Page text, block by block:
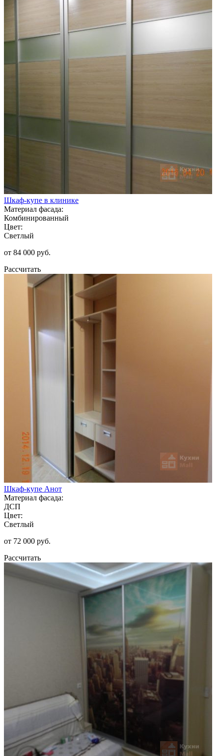
Шкаф-купе в клинике
Материал фасада:
Комбинированный
Цвет:
Светлый
от 84 000 руб.
Рассчитать
Шкаф-купе Анот
Материал фасада:
ДСП
Цвет:
Светлый
от 72 000 руб.
Рассчитать